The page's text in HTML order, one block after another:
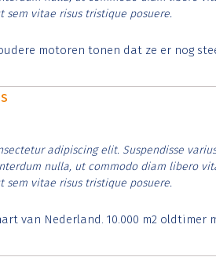
vitae risus tristique posuere.
motoren tonen dat ze er nog
adipiscing elit. Suspendisse
nulla, ut commodo diam libero
vitae risus tristique posuere.
van Nederland. 10.000 m2 oldtimer